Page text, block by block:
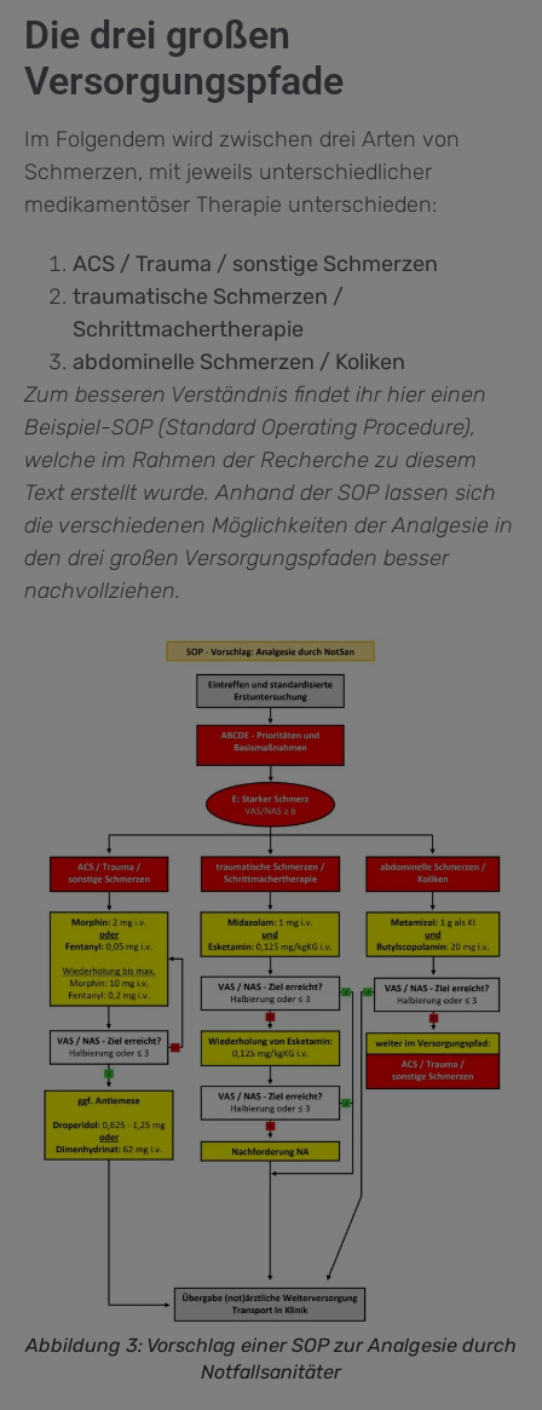
Die drei großen
Versorgungspfade
Im Folgendem wird zwischen drei Arten von
Schmerzen, mit jeweils unterschiedlicher
medikamentöser Therapie unterschieden:
ACS / Trauma / sonstige Schmerzen
traumatische Schmerzen /
Schrittmachertherapie
abdominelle Schmerzen / Koliken
Zum besseren Verständnis findet ihr hier einen
Beispiel-SOP (Standard Operating Procedure),
welche im Rahmen der Recherche zu diesem
Text erstellt wurde. Anhand der SOP lassen sich
die verschiedenen Möglichkeiten der Analgesie in
den drei großen Versorgungspfaden besser
nachvollziehen.
Abbildung 3: Vorschlag einer SOP zur Analgesie durch
Notfallsanitäter